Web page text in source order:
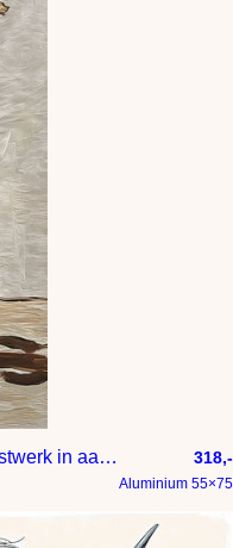
"zo is het leven" Sfeervol warm kunstwerk in aarde en goud tinten 318,-
Aluminium 55×75